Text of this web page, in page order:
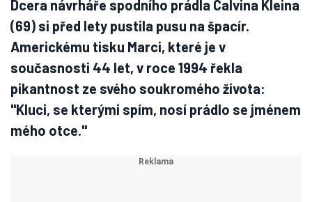
Dcera návrháře spodního prádla Calvina Kleina
(69) si před lety pustila pusu na špacír.
Americkému tisku Marci, které je v
současnosti 44 let, v roce 1994 řekla
pikantnost ze svého soukromého života:
"Kluci, se kterými spím, nosí prádlo se jménem
mého otce."